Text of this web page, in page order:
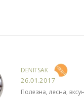
DENITSAK
26.01.2017
Полезна, лесна,